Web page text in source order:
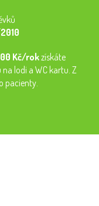
Kč/rokzískáte
lodi a WC kartu. Z
pacienty.